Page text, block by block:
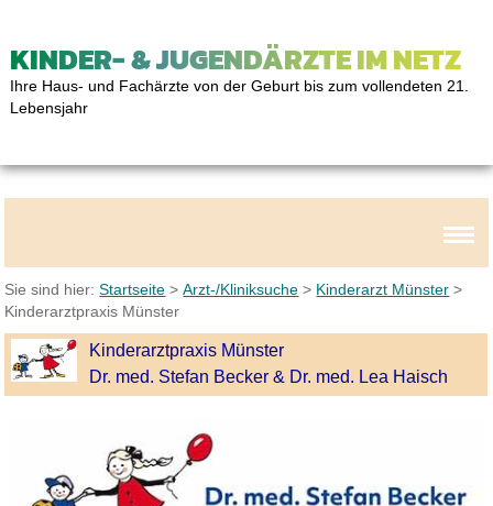
KINDER- & JUGENDÄRZTE IM NETZ
Ihre Haus- und Fachärzte von der Geburt bis zum vollendeten 21.
Lebensjahr
Sie sind hier:Startseite >Arzt-/Kliniksuche > Kinderarzt Münster >
Kinderarztpraxis Münster
Kinderarztpraxis Münster
Dr. med. Stefan Becker & Dr. med. Lea Haisch